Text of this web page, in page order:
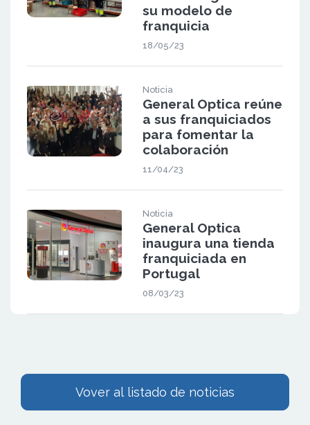
su modelo de
franquicia
18/05/23
Noticia
General Optica reúne
a sus franquiciados
para fomentar la
colaboración
11/04/23
Noticia
General Optica
inaugura una tienda
franquiciada en
Portugal
08/03/23
Vover al listado de noticias